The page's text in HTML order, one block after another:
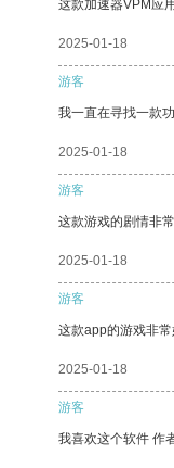
这款加速器VPM应
2025-01-18
游客
我一直在寻找一款
2025-01-18
游客
这款游戏的剧情非
2025-01-18
游客
这款app的游戏非常
2025-01-18
游客
我喜欢这个软件 作